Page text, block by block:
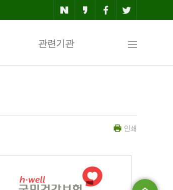
관련기관
맵
인쇄